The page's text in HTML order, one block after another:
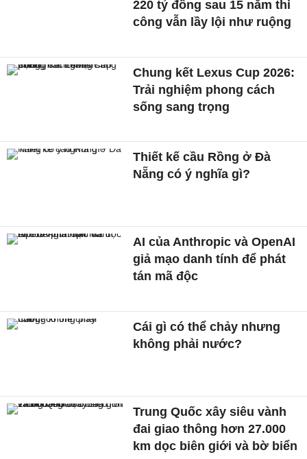
220 tỷ đồng sau 15 năm thi
công vẫn lầy lội như ruộng
Chung kết Lexus Cup 2026:
Trải nghiệm phong cách
sống sang trọng
Thiết kế cầu Rồng ở Đà
Nẵng có ý nghĩa gì?
AI của Anthropic và OpenAI
giả mạo danh tính để phát
tán mã độc
Cái gì có thể chảy nhưng
không phải nước?
Trung Quốc xây siêu vành
đai giao thông hơn 27.000
km dọc biên giới và bờ biển